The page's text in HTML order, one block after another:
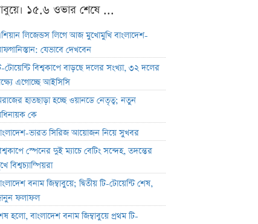
১৫.৬ ওভার শেষে ...
লিজেন্ডস লিগে আজ মুখোমুখি বাংলাদেশ-
যেভাবে দেখবেন
টোয়েন্টি বিশ্বকাপে বাড়ছে দলের সংখ্যা, ৩২ দলের
এগোচ্ছে আইসিসি
হাতছাড়া হচ্ছে ওয়ানডে নেতৃত্ব; নতুন
কে
ভারত সিরিজ আয়োজন নিয়ে সুখবর
স্পেনের দুই ম্যাচে বেটিং সন্দেহ, তদন্তের
বিশ্বচ্যাম্পিয়রা
বনাম জিম্বাবুয়ে; দ্বিতীয় টি-টোয়েন্টি শেষ,
ফলাফল
হলো, বাংলাদেশ বনাম জিম্বাবুয়ে প্রথম টি-